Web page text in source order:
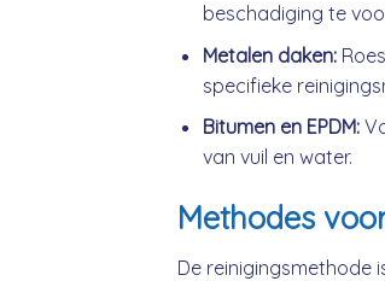
beschadiging te
Metalen daken:
specifieke
Bitumen en EPDM:
van vuil en water.
Methodes
De reinigingsmethode